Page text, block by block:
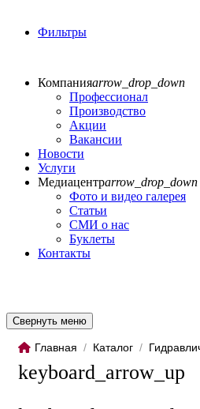
Фильтры
Компанияarrow_drop_down
Профессионал
Производство
Акции
Вакансии
Новости
Услуги
Медиацентрarrow_drop_down
Фото и видео галерея
Статьи
СМИ о нас
Буклеты
Контакты
Свернуть меню
Главная / Каталог /
keyboard_arrow_up